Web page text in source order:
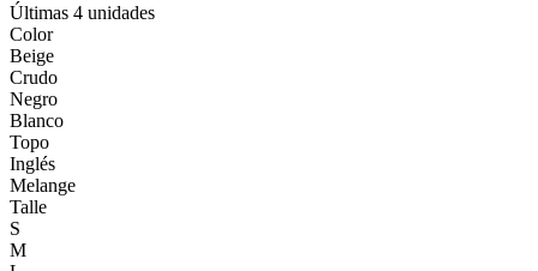
Últimas 4 unidades
Color
Beige
Crudo
Negro
Blanco
Topo
Inglés
Melange
Talle
S
M